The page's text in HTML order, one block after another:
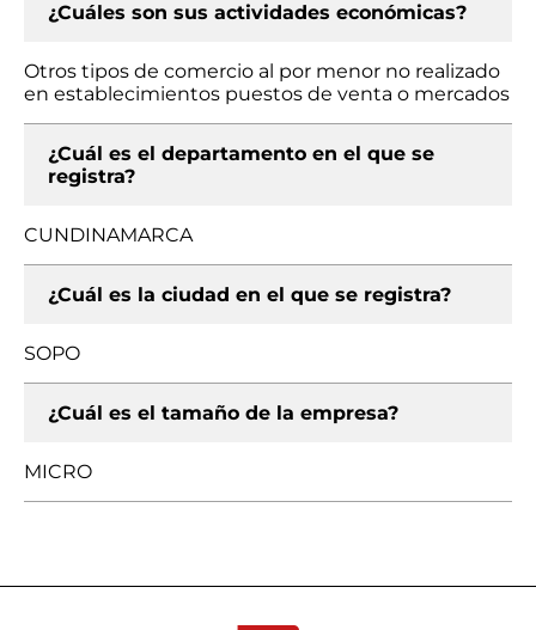
¿Cuáles son sus actividades económicas?
Otros tipos de comercio al por menor no realizado
en establecimientos puestos de venta o mercados
¿Cuál es el departamento en el que se
registra?
CUNDINAMARCA
¿Cuál es la ciudad en el que se registra?
SOPO
¿Cuál es el tamaño de la empresa?
MICRO